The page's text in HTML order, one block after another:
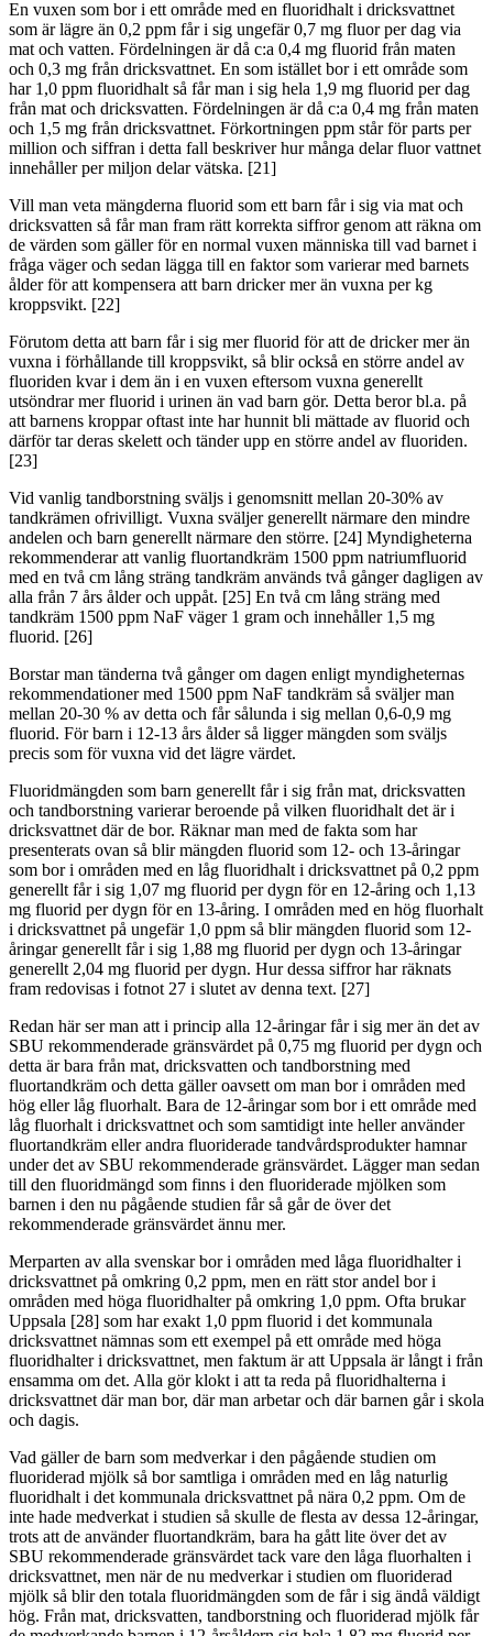
En vuxen som bor i ett område med en fluoridhalt i dricksvattnet
som är lägre än 0,2 ppm får i sig ungefär 0,7 mg fluor per dag via
mat och vatten. Fördelningen är då c:a 0,4 mg fluorid från maten
och 0,3 mg från dricksvattnet. En som istället bor i ett område som
har 1,0 ppm fluoridhalt så får man i sig hela 1,9 mg fluorid per dag
från mat och dricksvatten. Fördelningen är då c:a 0,4 mg från maten
och 1,5 mg från dricksvattnet. Förkortningen ppm står för parts per
million och siffran i detta fall beskriver hur många delar fluor vattnet
innehåller per miljon delar vätska. [21]
Vill man veta mängderna fluorid som ett barn får i sig via mat och
dricksvatten så får man fram rätt korrekta siffror genom att räkna om
de värden som gäller för en normal vuxen människa till vad barnet i
fråga väger och sedan lägga till en faktor som varierar med barnets
ålder för att kompensera att barn dricker mer än vuxna per kg
kroppsvikt. [22]
Förutom detta att barn får i sig mer fluorid för att de dricker mer än
vuxna i förhållande till kroppsvikt, så blir också en större andel av
fluoriden kvar i dem än i en vuxen eftersom vuxna generellt
utsöndrar mer fluorid i urinen än vad barn gör. Detta beror bl.a. på
att barnens kroppar oftast inte har hunnit bli mättade av fluorid och
därför tar deras skelett och tänder upp en större andel av fluoriden.
[23]
Vid vanlig tandborstning sväljs i genomsnitt mellan 20-30% av
tandkrämen ofrivilligt. Vuxna sväljer generellt närmare den mindre
andelen och barn generellt närmare den större. [24] Myndigheterna
rekommenderar att vanlig fluortandkräm 1500 ppm natriumfluorid
med en två cm lång sträng tandkräm används två gånger dagligen av
alla från 7 års ålder och uppåt. [25] En två cm lång sträng med
tandkräm 1500 ppm NaF väger 1 gram och innehåller 1,5 mg
fluorid. [26]
Borstar man tänderna två gånger om dagen enligt myndigheternas
rekommendationer med 1500 ppm NaF tandkräm så sväljer man
mellan 20-30 % av detta och får sålunda i sig mellan 0,6-0,9 mg
fluorid. För barn i 12-13 års ålder så ligger mängden som sväljs
precis som för vuxna vid det lägre värdet.
Fluoridmängden som barn generellt får i sig från mat, dricksvatten
och tandborstning varierar beroende på vilken fluoridhalt det är i
dricksvattnet där de bor. Räknar man med de fakta som har
presenterats ovan så blir mängden fluorid som 12- och 13-åringar
som bor i områden med en låg fluoridhalt i dricksvattnet på 0,2 ppm
generellt får i sig 1,07 mg fluorid per dygn för en 12-åring och 1,13
mg fluorid per dygn för en 13-åring. I områden med en hög fluorhalt
i dricksvattnet på ungefär 1,0 ppm så blir mängden fluorid som 12-
åringar generellt får i sig 1,88 mg fluorid per dygn och 13-åringar
generellt 2,04 mg fluorid per dygn. Hur dessa siffror har räknats
fram redovisas i fotnot 27 i slutet av denna text. [27]
Redan här ser man att i princip alla 12-åringar får i sig mer än det av
SBU rekommenderade gränsvärdet på 0,75 mg fluorid per dygn och
detta är bara från mat, dricksvatten och tandborstning med
fluortandkräm och detta gäller oavsett om man bor i områden med
hög eller låg fluorhalt. Bara de 12-åringar som bor i ett område med
låg fluorhalt i dricksvattnet och som samtidigt inte heller använder
fluortandkräm eller andra fluoriderade tandvårdsprodukter hamnar
under det av SBU rekommenderade gränsvärdet. Lägger man sedan
till den fluoridmängd som finns i den fluoriderade mjölken som
barnen i den nu pågående studien får så går de över det
rekommenderade gränsvärdet ännu mer.
Merparten av alla svenskar bor i områden med låga fluoridhalter i
dricksvattnet på omkring 0,2 ppm, men en rätt stor andel bor i
områden med höga fluoridhalter på omkring 1,0 ppm. Ofta brukar
Uppsala [28] som har exakt 1,0 ppm fluorid i det kommunala
dricksvattnet nämnas som ett exempel på ett område med höga
fluoridhalter i dricksvattnet, men faktum är att Uppsala är långt i från
ensamma om det. Alla gör klokt i att ta reda på fluoridhalterna i
dricksvattnet där man bor, där man arbetar och där barnen går i skola
och dagis.
Vad gäller de barn som medverkar i den pågående studien om
fluoriderad mjölk så bor samtliga i områden med en låg naturlig
fluoridhalt i det kommunala dricksvattnet på nära 0,2 ppm. Om de
inte hade medverkat i studien så skulle de flesta av dessa 12-åringar,
trots att de använder fluortandkräm, bara ha gått lite över det av
SBU rekommenderade gränsvärdet tack vare den låga fluorhalten i
dricksvattnet, men när de nu medverkar i studien om fluoriderad
mjölk så blir den totala fluoridmängden som de får i sig ändå väldigt
hög. Från mat, dricksvatten, tandborstning och fluoriderad mjölk får